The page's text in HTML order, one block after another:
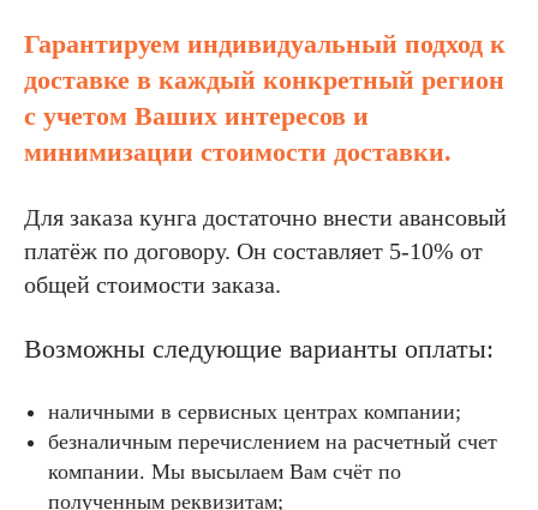
Гарантируем индивидуальный подход к
доставке в каждый конкретный регион
с учетом Ваших интересов и
минимизации стоимости доставки.
Для заказа кунга достаточно внести авансовый
платёж по договору. Он составляет 5-10% от
общей стоимости заказа.
Возможны следующие варианты оплаты:
наличными в сервисных центрах компании;
безналичным перечислением на расчетный счет
компании. Мы высылаем Вам счёт по
полученным реквизитам;